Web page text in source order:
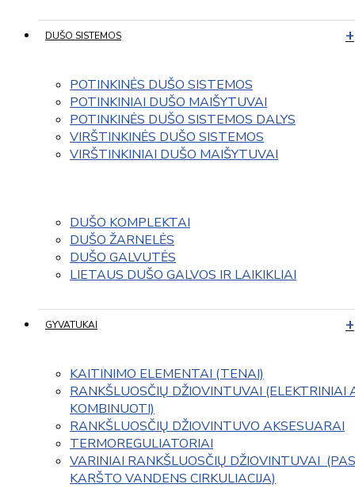
DUŠO SISTEMOS
POTINKINĖS DUŠO SISTEMOS
POTINKINIAI DUŠO MAIŠYTUVAI
POTINKINĖS DUŠO SISTEMOS DALYS
VIRŠTINKINĖS DUŠO SISTEMOS
VIRŠTINKINIAI DUŠO MAIŠYTUVAI
DUŠO KOMPLEKTAI
DUŠO ŽARNELĖS
DUŠO GALVUTĖS
LIETAUS DUŠO GALVOS IR LAIKIKLIAI
GYVATUKAI
KAITINIMO ELEMENTAI (TENAI)
RANKŠLUOSČIŲ DŽIOVINTUVAI (ELEKTRINIAI
KOMBINUOTI)
RANKŠLUOSČIŲ DŽIOVINTUVO AKSESUARAI
TERMOREGULIATORIAI
VARINIAI RANKŠLUOSČIŲ DŽIOVINTUVAI
KARŠTO VANDENS CIRKULIACIJA)